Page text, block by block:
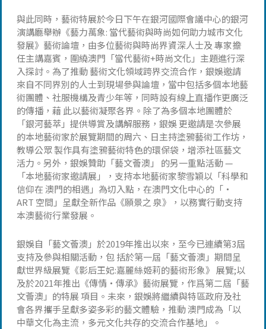
與此同時，藝術特展於今日下午在銀河國際會議中心的銀河
演講廳舉辦《藝力萬象: 當代藝術與時尚如何助力城市文化
發展》藝術論壇，由多位藝術與時尚界資深人士及 專家擔
任主講嘉賓，圍繞澳門「當代藝術+時尚文化」主題進行深
入探討。為了推動 藝術文化領域跨界交流合作，銀娛邀請
來自不同界別的人士到現場參與論壇，當中包括多個本地藝
術團體、社服機構及青少年等，同時設有線上直播作更廣泛
的傳播，藉 此以藝術凝聚各界。除了為多個本地團體於
「銀河藝萃」提供導賞及講解服務，銀娛 更邀請是次參展
的本地藝術家於展覽期間的周六、日主持塗鴉藝術工作坊，
教導公眾 製作具有塗鴉藝術特色的環保袋，增添社區藝文
活力。另外，銀娛贊助「藝文薈澳」 的另一重點活動 —
「本地藝術家邀請展」，支持本地藝術家黎雪穎以「科學和
信仰在 澳門的相遇」為切入點，在澳門文化中心的「‧
ART 空間」呈獻全新作品《願景之 泉》，以務實行動支持
本澳藝術行業發展。
銀娛自「藝文薈澳」於2019年推出以來，至今已連續第3屆
支持及參與相關活動，包 括於第一屆「藝文薈澳」期間呈
獻世界級展覽《影后王妃:嘉麗絲姬莉的藝術形象》 展覽;以
及於2021年推出《傳情‧傳承》藝術展覽，作爲第二屆「藝
文薈澳」的特展 項目。未來，銀娛將繼續與特區政府及社
會各界攜手呈獻多姿多彩的藝文體驗，推動 澳門成為「以
中華文化為主流，多元文化共存的交流合作基地」。